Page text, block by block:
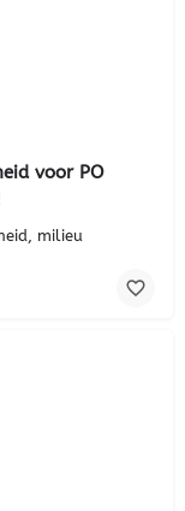
voor PO
milieu